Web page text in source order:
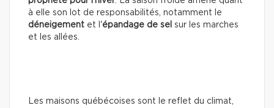
à elle son lot de responsabilités, notamment le
déneigement et l'épandage de sel sur les marches
et les allées.
Les maisons québécoises sont le reflet du climat,